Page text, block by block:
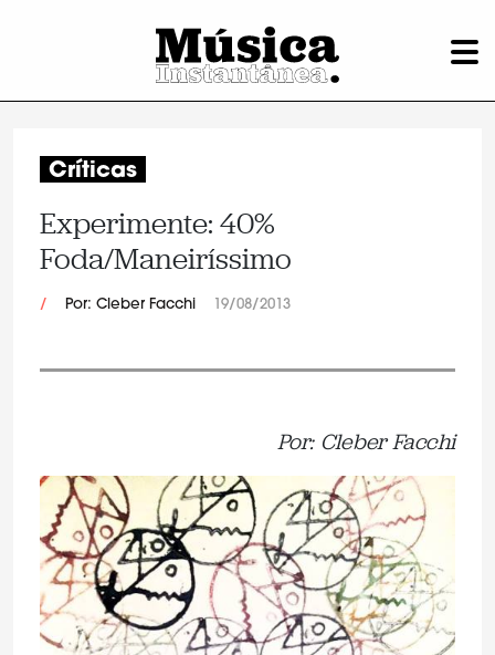
Críticas
Experimente: 40%
Foda/Maneiríssimo
/ Por: Cleber Facchi 19/08/2013
Por: Cleber Facchi